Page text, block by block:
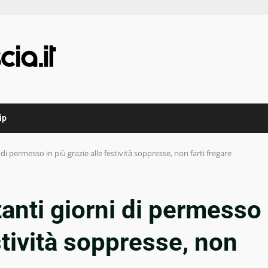
permesso in più grazie alle festività soppresse, non farti fregare
giorni di permesso
soppresse, non